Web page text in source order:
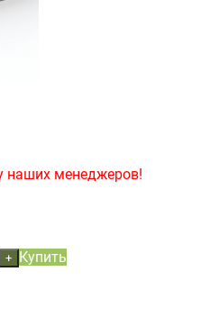
наших менеджеров!
+ Купить